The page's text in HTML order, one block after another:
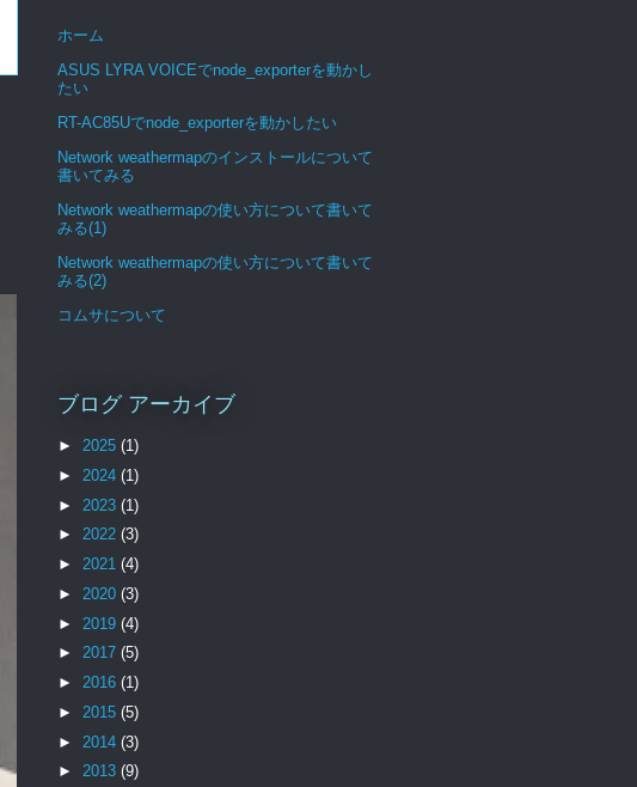
ホーム
ASUS LYRA VOICEでnode_exporterを動かし
たい
RT-AC85Uでnode_exporterを動かしたい
Network weathermapのインストールについて
書いてみる
Network weathermapの使い方について書いて
みる(1)
Network weathermapの使い方について書いて
みる(2)
コムサについて
ブログ アーカイブ
► 2025 (1)
► 2024 (1)
► 2023 (1)
► 2022 (3)
► 2021 (4)
► 2020 (3)
► 2019 (4)
► 2017 (5)
► 2016 (1)
► 2015 (5)
► 2014 (3)
► 2013 (9)